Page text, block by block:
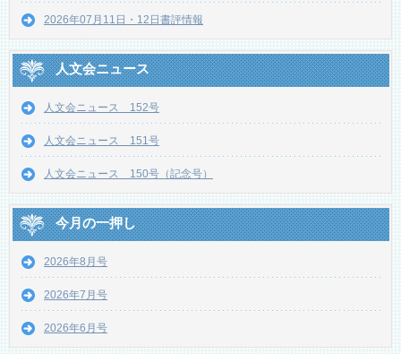
2026年07月11日・12日書評情報
人文会ニュース
人文会ニュース 152号
人文会ニュース 151号
人文会ニュース 150号（記念号）
今月の一押し
2026年8月号
2026年7月号
2026年6月号